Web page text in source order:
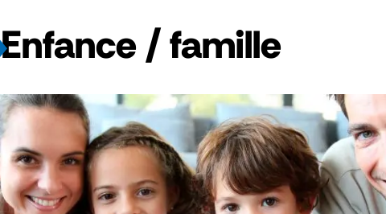
Enfance / famille